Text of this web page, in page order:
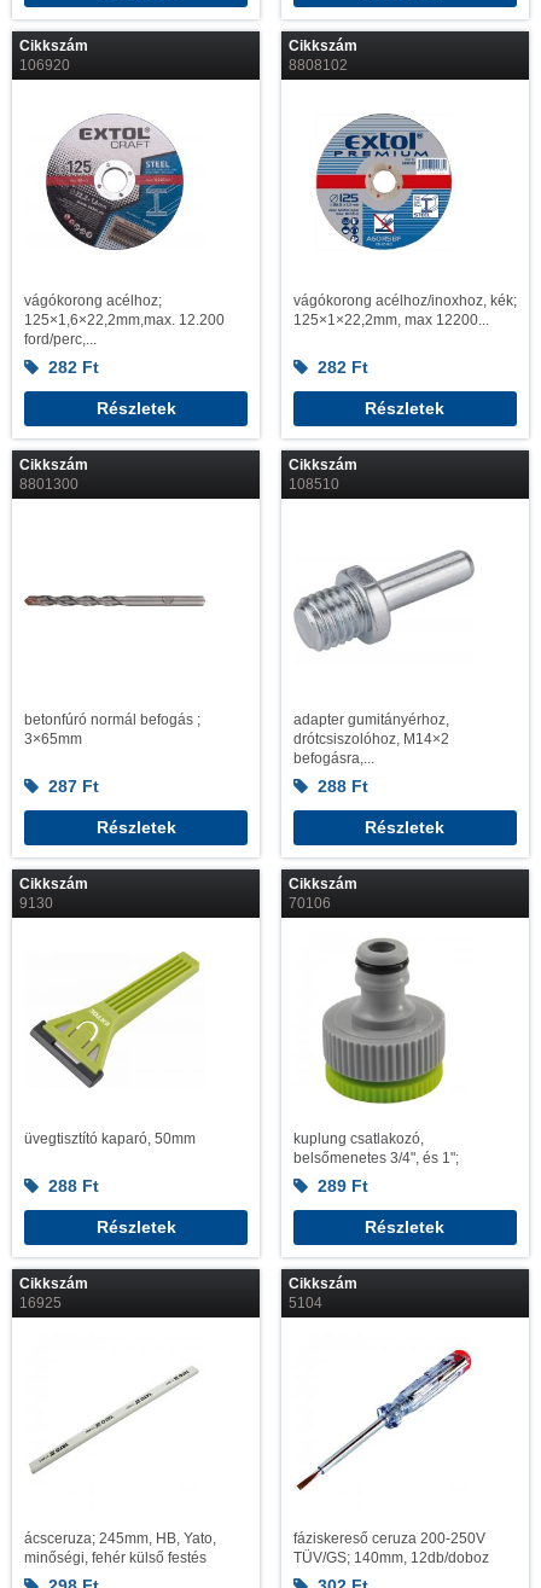
Cikkszám
106920
vágókorong acélhoz;
125×1,6×22,2mm,max. 12.200
ford/perc,...
282 Ft
Részletek
Cikkszám
8808102
vágókorong acélhoz/inoxhoz, kék;
125×1×22,2mm, max 12200...
282 Ft
Részletek
Cikkszám
8801300
betonfúró normál befogás ;
3×65mm
287 Ft
Részletek
Cikkszám
108510
adapter gumitányérhoz,
drótcsiszolóhoz, M14×2
befogásra,...
288 Ft
Részletek
Cikkszám
9130
üvegtisztító kaparó, 50mm
288 Ft
Részletek
Cikkszám
70106
kuplung csatlakozó,
belsőmenetes 3/4", és 1";
289 Ft
Részletek
Cikkszám
16925
ácsceruza; 245mm, HB, Yato,
minőségi, fehér külső festés
Cikkszám
5104
fáziskereső ceruza 200-250V
TÜV/GS; 140mm, 12db/doboz